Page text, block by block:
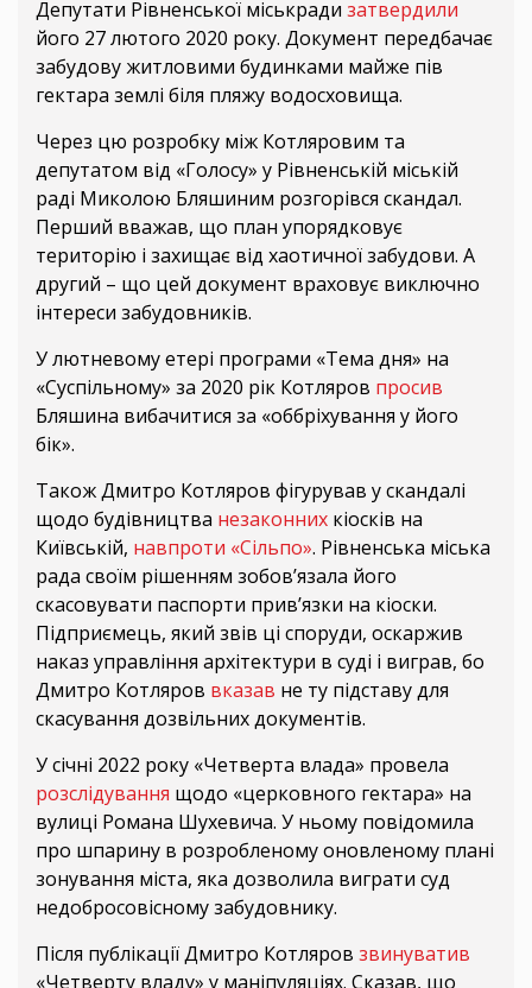
Депутати Рівненської міськради затвердили
його 27 лютого 2020 року. Документ передбачає
забудову житловими будинками майже пів
гектара землі біля пляжу водосховища.
Через цю розробку між Котляровим та
депутатом від «Голосу» у Рівненській міській
раді Миколою Бляшиним розгорівся скандал.
Перший вважав, що план упорядковує
територію і захищає від хаотичної забудови. А
другий – що цей документ враховує виключно
інтереси забудовників.
У лютневому етері програми «Тема дня» на
«Суспільному» за 2020 рік Котляров просив
Бляшина вибачитися за «оббріхування у його
бік».
Також Дмитро Котляров фігурував у скандалі
щодо будівництва незаконних кіосків на
Київській, навпроти «Сільпо». Рівненська міська
рада своїм рішенням зобов’язала його
скасовувати паспорти прив’язки на кіоски.
Підприємець, який звів ці споруди, оскаржив
наказ управління архітектури в суді і виграв, бо
Дмитро Котляров вказав не ту підставу для
скасування дозвільних документів.
У січні 2022 року «Четверта влада» провела
розслідування щодо «церковного гектара» на
вулиці Романа Шухевича. У ньому повідомила
про шпарину в розробленому оновленому плані
зонування міста, яка дозволила виграти суд
недобросовісному забудовнику.
Після публікації Дмитро Котляров звинуватив
«Четверту владу» у маніпуляціях. Сказав, що